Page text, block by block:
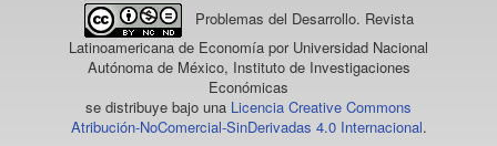
Problemas del Desarrollo. Revista
Latinoamericana de Economía por Universidad Nacional
Autónoma de México, Instituto de Investigaciones
Económicas
se distribuye bajo una Licencia Creative Commons
Atribución-NoComercial-SinDerivadas 4.0 Internacional.